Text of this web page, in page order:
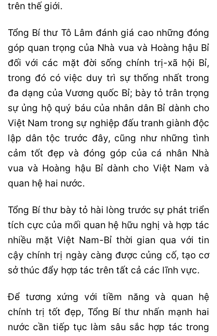
trên thế giới.
Tổng Bí thư Tô Lâm đánh giá cao những đóng
góp quan trọng của Nhà vua và Hoàng hậu Bỉ
đối với các mặt đời sống chính trị-xã hội Bỉ,
trong đó có việc duy trì sự thống nhất trong
đa dạng của Vương quốc Bỉ; bày tỏ trân trọng
sự ủng hộ quý báu của nhân dân Bỉ dành cho
Việt Nam trong sự nghiệp đấu tranh giành độc
lập dân tộc trước đây, cũng như những tình
cảm tốt đẹp và đóng góp của cá nhân Nhà
vua và Hoàng hậu Bỉ dành cho Việt Nam và
quan hệ hai nước.
Tổng Bí thư bày tỏ hài lòng trước sự phát triển
tích cực của mối quan hệ hữu nghị và hợp tác
nhiều mặt Việt Nam-Bỉ thời gian qua với tin
cậy chính trị ngày càng được củng cố, tạo cơ
sở thúc đẩy hợp tác trên tất cả các lĩnh vực.
Để tương xứng với tiềm năng và quan hệ
chính trị tốt đẹp, Tổng Bí thư nhấn mạnh hai
nước cần tiếp tục làm sâu sắc hợp tác trong